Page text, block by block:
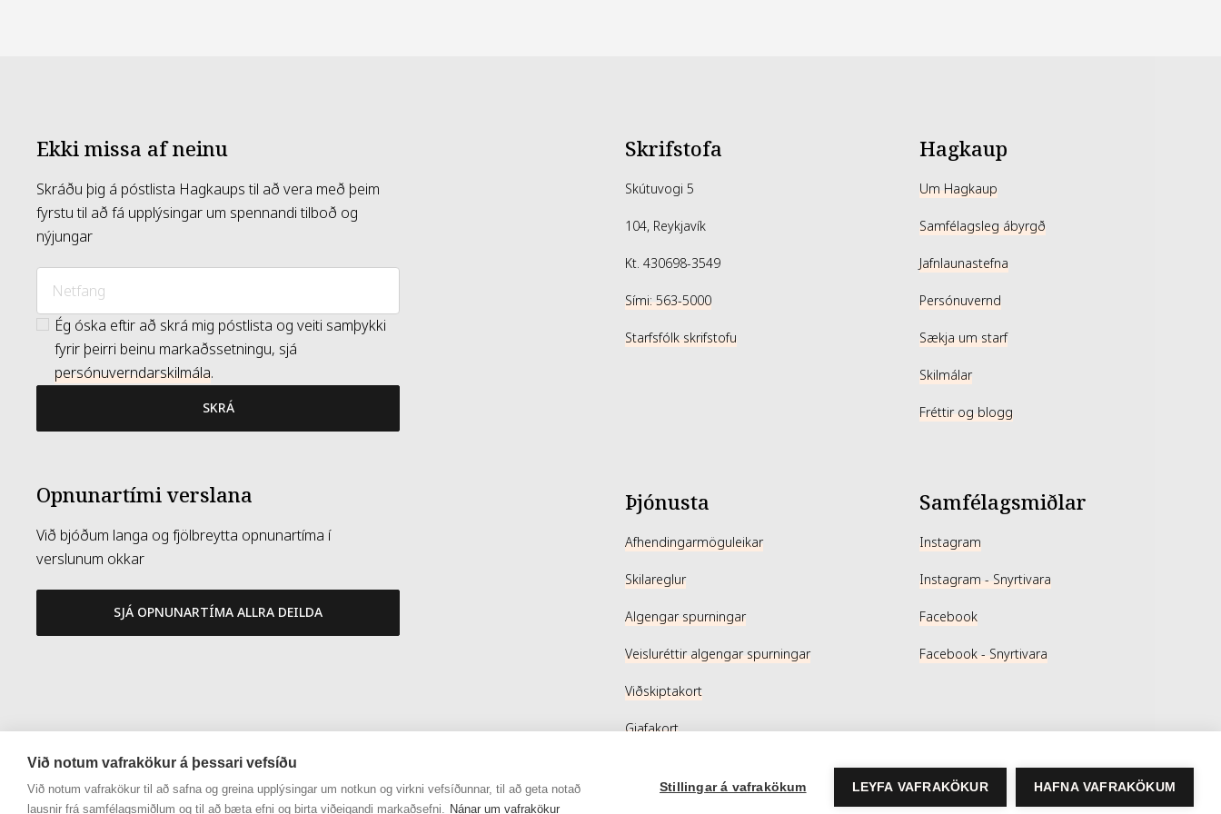
Ekki missa af neinu
Skráðu þig á póstlista Hagkaups til að vera með þeim
fyrstu til að fá upplýsingar um spennandi tilboð og
nýjungar
Ég óska eftir að skrá mig póstlista og veiti samþykki
fyrir þeirri beinu markaðssetningu, sjá
persónuverndarskilmála.
SKRÁ
Opnunartími verslana
Við bjóðum langa og fjölbreytta opnunartíma í
verslunum okkar
SJÁ OPNUNARTÍMA ALLRA DEILDA
Skrifstofa
Skútuvogi 5
104, Reykjavík
Kt. 430698-3549
Sími: 563-5000
Starfsfólk skrifstofu
Hagkaup
Um Hagkaup
Samfélagsleg ábyrgð
Jafnlaunastefna
Persónuvernd
Sækja um starf
Skilmálar
Fréttir og blogg
Þjónusta
Afhendingarmöguleikar
Skilareglur
Algengar spurningar
Veisluréttir algengar spurningar
Viðskiptakort
Gjafakort
Samfélagsmiðlar
Instagram
Instagram - Snyrtivara
Facebook
Facebook - Snyrtivara
Við notum vafrakökur á þessari vefsíðu
Við notum vafrakökur til að safna og greina upplýsingar um notkun og virkni vefsíðunnar, til að geta notað
lausnir frá samfélagsmiðlum og til að bæta efni og birta viðeigandi markaðsefni. Nánar um vafrakökur
Stillingar á vafrakökum LEYFA VAFRAKÖKUR HAFNA VAFRAKÖKUM